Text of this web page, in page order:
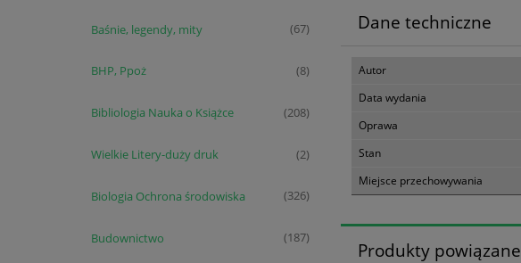
Baśnie, legendy, mity (67)
BHP, Ppoż (8)
Bibliologia Nauka o Książce (208)
Wielkie Litery-duży druk (2)
Biologia Ochrona środowiska (326)
Budownictwo (187)
Dane techniczne
Autor
Data wydania
Oprawa
Stan
Miejsce przechowywania
Produkty powiązane